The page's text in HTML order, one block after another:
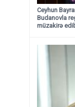
Ceyhun
Budanovla
müzakirə